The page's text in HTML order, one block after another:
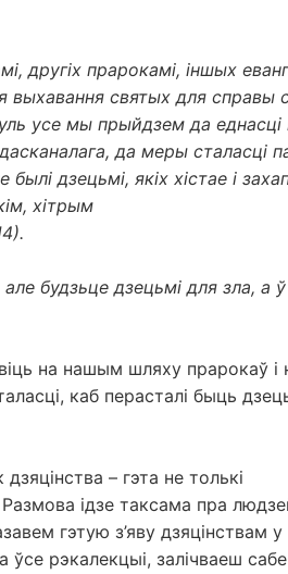
другіх прарокамі, іншых
выхавання святых для справы
усе мы прыйдзем да еднасці
да меры сталасці
дзецьмі, якіх хістае і
хітрым
будзьце дзецьмі для зла, а
на нашым шляху прарокаў і
каб перасталі быць
– гэта не толькі
ідзе таксама пра
гэтую з’яву дзяцінствам
рэкалекцыі, залічваеш сабе